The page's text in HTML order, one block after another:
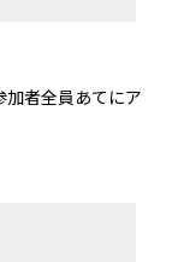
者全員あてにア